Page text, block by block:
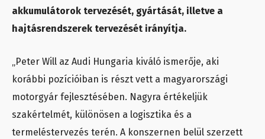
akkumulátorok tervezését, gyártását, illetve a
hajtásrendszerek tervezését irányítja.
„Peter Will az Audi Hungaria kiváló ismerője, aki
korábbi pozícióiban is részt vett a magyarországi
motorgyár fejlesztésében. Nagyra értékeljük
szakértelmét, különösen a logisztika és a
termeléstervezés terén. A konszernen belül szerzett